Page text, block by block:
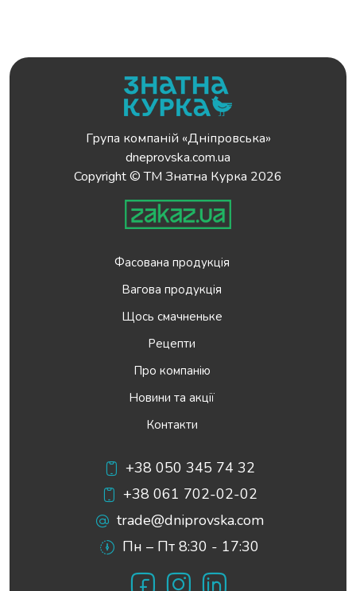
Група компаній «Дніпровська»
dneprovska.com.ua
Copyright © ТМ Знатна Курка 2026
Фасована продукція
Вагова продукція
Щось смачненьке
Рецепти
Про компанію
Новини та акції
Контакти
+38 050 345 74 32
+38 061 702-02-02
trade@dniprovska.com
Пн – Пт 8:30 - 17:30